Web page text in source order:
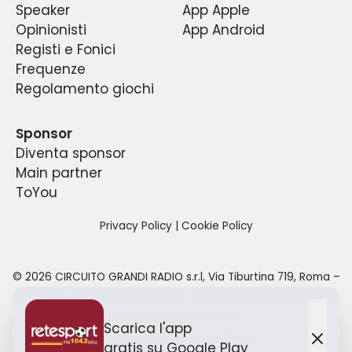
Speaker
Opinionisti
Registi e Fonici
Frequenze
Regolamento giochi
App Apple
App Android
Sponsor
Diventa sponsor
Main partner
ToYou
Privacy Policy| Cookie Policy
© 2026 CIRCUITO GRANDI RADIO s.r.l, Via Tiburtina 719, Roma –
00159- P. IVA e C.F.
Designed with by TO
Scarica l'app
gratis su Google Play